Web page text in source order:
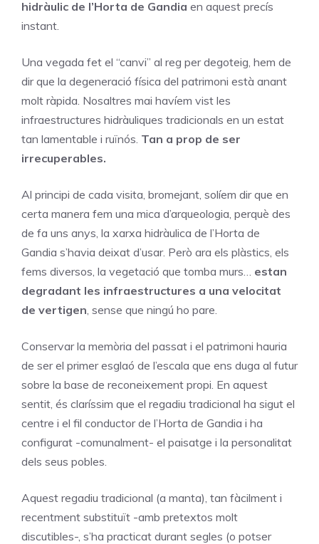
hidràulic de l’Horta de Gandia en aquest precís
instant.
Una vegada fet el “canvi” al reg per degoteig, hem de
dir que la degeneració física del patrimoni està anant
molt ràpida. Nosaltres mai havíem vist les
infraestructures hidràuliques tradicionals en un estat
tan lamentable i ruïnós. Tan a prop de ser
irrecuperables.
Al principi de cada visita, bromejant, solíem dir que en
certa manera fem una mica d’arqueologia, perquè des
de fa uns anys, la xarxa hidràulica de l’Horta de
Gandia s’havia deixat d’usar. Però ara els plàstics, els
fems diversos, la vegetació que tomba murs… estan
degradant les infraestructures a una velocitat
de vertigen , sense que ningú ho pare.
Conservar la memòria del passat i el patrimoni hauria
de ser el primer esglaó de l’escala que ens duga al futur
sobre la base de reconeixement propi. En aquest
sentit, és claríssim que el regadiu tradicional ha sigut el
centre i el fil conductor de l’Horta de Gandia i ha
configurat -comunalment- el paisatge i la personalitat
dels seus pobles.
Aquest regadiu tradicional (a manta), tan fàcilment i
recentment substituït -amb pretextos molt
discutibles-, s’ha practicat durant segles (o potser